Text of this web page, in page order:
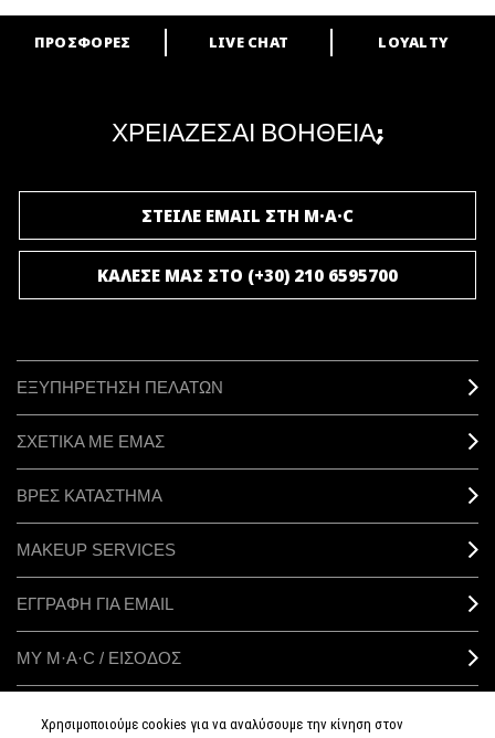
ARE YOU A M·A·C LOVER?
ΠΡΟΣΦΟΡΕΣ LIVE CHAT LOYALTY
ΧΡΕΙΑΖΕΣΑΙ ΒΟΗΘΕΙΑ;
ΣΤΕΙΛΕ EMAIL ΣΤΗ M·A·C
ΚΑΛΕΣΕ ΜΑΣ ΣΤΟ (+30) 210 6595700
ΕΞΥΠΗΡΕΤΗΣΗ ΠΕΛΑΤΩΝ
ΣΧΕΤΙΚΑ ΜΕ ΕΜΑΣ
ΒΡΕΣ ΚΑΤΑΣΤΗΜΑ
MAKEUP SERVICES
ΕΓΓΡΑΦΗ ΓΙΑ EMAIL
ΜΥ M·A·C / ΕΙΣΟΔΟΣ
Χρησιμοποιούμε cookies για να αναλύσουμε την κίνηση στον